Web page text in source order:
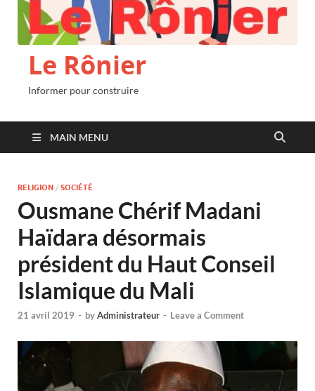
Le Rônier
Informer pour construire
MAIN MENU
RELIGION / SOCIÉTÉ
Ousmane Chérif Madani
Haïdara désormais
président du Haut Conseil
Islamique du Mali
21 avril 2019 - byAdministrateur - Leave a Comment